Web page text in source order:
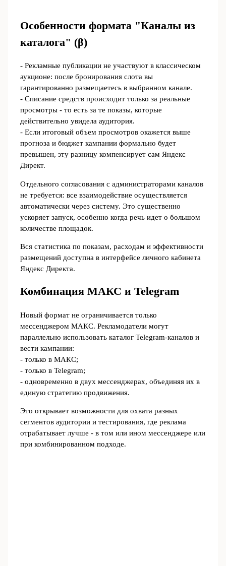
Особенности формата "Каналы из
каталога" (β)
- Рекламные публикации не участвуют в классическом
аукционе: после бронирования слота вы
гарантированно размещаетесь в выбранном канале.
- Списание средств происходит только за реальные
просмотры - то есть за те показы, которые
действительно увидела аудитория.
- Если итоговый объем просмотров окажется выше
прогноза и бюджет кампании формально будет
превышен, эту разницу компенсирует сам Яндекс
Директ.
Отдельного согласования с администраторами каналов
не требуется: все взаимодействие осуществляется
автоматически через систему. Это существенно
ускоряет запуск, особенно когда речь идет о большом
количестве площадок.
Вся статистика по показам, расходам и эффективности
размещений доступна в интерфейсе личного кабинета
Яндекс Директа.
Комбинация МАКС и Telegram
Новый формат не ограничивается только
мессенджером МАКС. Рекламодатели могут
параллельно использовать каталог Telegram-каналов и
вести кампании:
- только в МАКС;
- только в Telegram;
- одновременно в двух мессенджерах, объединяя их в
единую стратегию продвижения.
Это открывает возможности для охвата разных
сегментов аудитории и тестирования, где реклама
отрабатывает лучше - в том или ином мессенджере или
при комбинированном подходе.